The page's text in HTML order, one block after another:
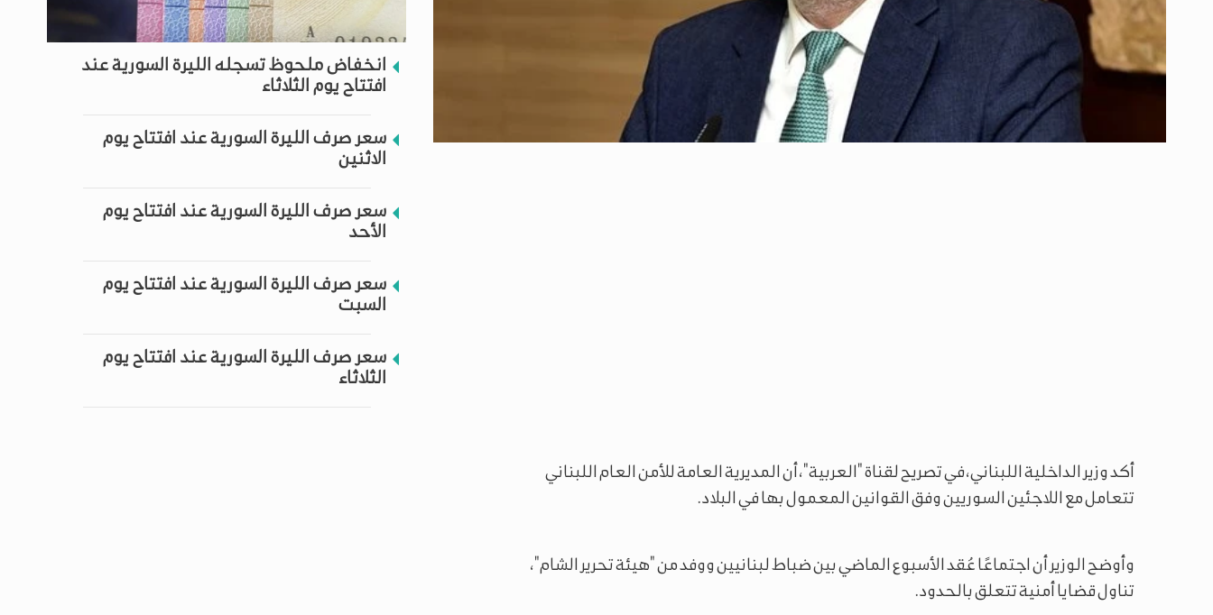
أكد وزير الداخلية اللبناني، في تصريح لقناة "العربية"، أن المديرية العامة للأمن العام اللبناني
تتعامل مع اللاجئين السوريين وفق القوانين المعمول بها في البلاد.
وأوضح الوزير أن اجتماعًا عُقد الأسبوع الماضي بين ضباط لبنانيين ووفد من "هيئة تحرير الشام"،
تناول قضايا أمنية تتعلق بالحدود.
انخفاض ملحوظ تسجله الليرة السورية عند
افتتاح يوم الثلاثاء
سعر صرف الليرة السورية عند افتتاح يوم
الاثنين
سعر صرف الليرة السورية عند افتتاح يوم
الأحد
سعر صرف الليرة السورية عند افتتاح يوم
السبت
سعر صرف الليرة السورية عند افتتاح يوم
الثلاثاء